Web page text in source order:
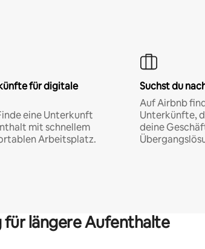
für digitale
eine Unterkunft
mit schnellem
Arbeitsplatz.
Suchst du
Auf Airbnb
Unterkünfte,
deine
längere Aufenthalte